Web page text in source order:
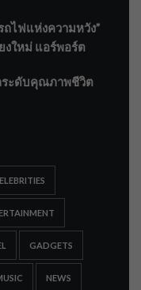
ถไฟแห่งความหวัง”
ใหม่ แอร์พอร์ต
ระดับคุณภาพชีวิต
GADGETS
NEWS